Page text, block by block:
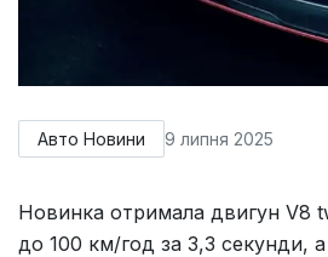
Авто Новини 9 липня 2025
Новинка отримала двигун V8
до 100 км/год за 3,3 секунди,